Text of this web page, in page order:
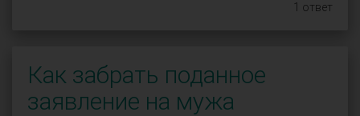
1 ответ
Как забрать поданное
заявление на мужа